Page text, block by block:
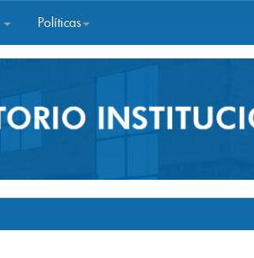
Políticas